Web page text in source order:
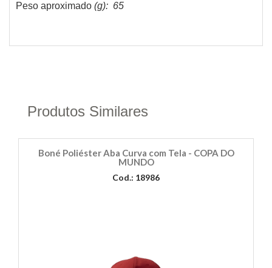
Peso aproximado (g): 65
Produtos Similares
Boné Poliéster Aba Curva com Tela - COPA DO
MUNDO
Cod.: 18986